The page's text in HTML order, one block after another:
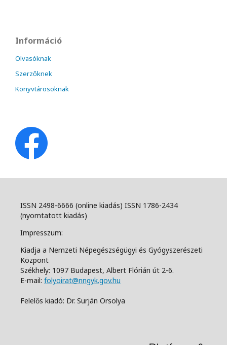
Információ
Olvasóknak
Szerzőknek
Könyvtárosoknak
ISSN 2498-6666 (online kiadás) ISSN 1786-2434
(nyomtatott kiadás)
Impresszum:
Kiadja a Nemzeti Népegészségügyi és Gyógyszerészeti
Központ
Székhely: 1097 Budapest, Albert Flórián út 2-6.
E-mail: folyoirat@nngyk.gov.hu
Felelős kiadó: Dr. Surján Orsolya